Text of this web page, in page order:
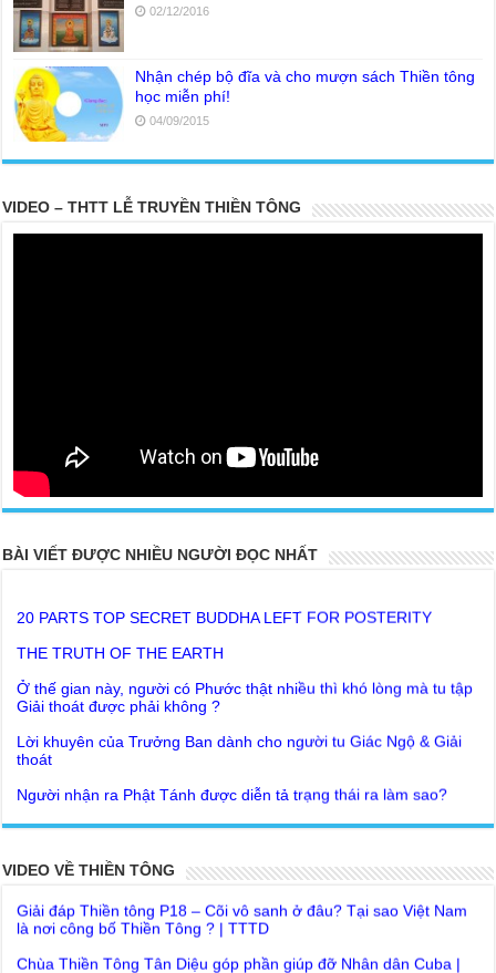
02/12/2016
Nhận chép bộ đĩa và cho mượn sách Thiền tông
học miễn phí!
04/09/2015
VIDEO – THTT LỄ TRUYỀN THIỀN TÔNG
BÀI VIẾT ĐƯỢC NHIỀU NGƯỜI ĐỌC NHẤT
20 PARTS TOP SECRET BUDDHA LEFT FOR POSTERITY
Giải thoát được phải không ?
Lời khuyên của Trưởng Ban dành cho người tu Giác Ngộ & Giải
thoát
Người nhận ra Phật Tánh được diễn tả trạng thái ra làm sao?
Lục Diệu Pháp Môn
Tu theo Thiền tông phải bỏ hết sao?
VIDEO VỀ THIỀN TÔNG
Khoa học bế tắc về tìm nguồn gốc sự sống con người. Thầy
Nguyễn Nhân nói gì?
Giải đáp Thiền tông P18 – Cõi vô sanh ở đâu? Tại sao Việt Nam
là nơi công bố Thiền Tông ? | TTTD
Chùa Thiền Tông Tân Diệu góp phần giúp đỡ Nhân dân Cuba |
TTTD
Chùa Thiền Tông Tân Diệu được Đài truyền hình Việt Nam VTV9